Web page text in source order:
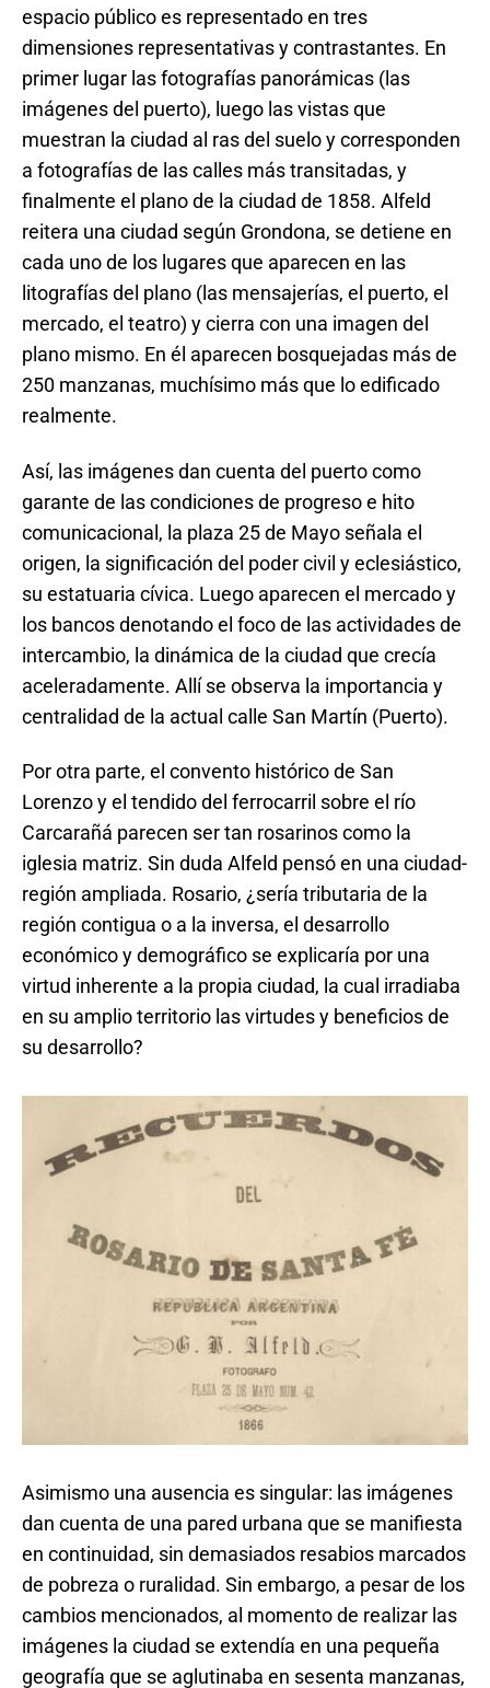
espacio público es representado en tres
dimensiones representativas y contrastantes. En
primer lugar las fotografías panorámicas (las
imágenes del puerto), luego las vistas que
muestran la ciudad al ras del suelo y corresponden
a fotografías de las calles más transitadas, y
finalmente el plano de la ciudad de 1858. Alfeld
reitera una ciudad según Grondona, se detiene en
cada uno de los lugares que aparecen en las
litografías del plano (las mensajerías, el puerto, el
mercado, el teatro) y cierra con una imagen del
plano mismo. En él aparecen bosquejadas más de
250 manzanas, muchísimo más que lo edificado
realmente.
Así, las imágenes dan cuenta del puerto como
garante de las condiciones de progreso e hito
comunicacional, la plaza 25 de Mayo señala el
origen, la significación del poder civil y eclesiástico,
su estatuaria cívica. Luego aparecen el mercado y
los bancos denotando el foco de las actividades de
intercambio, la dinámica de la ciudad que crecía
aceleradamente. Allí se observa la importancia y
centralidad de la actual calle San Martín (Puerto).
Por otra parte, el convento histórico de San
Lorenzo y el tendido del ferrocarril sobre el río
Carcarañá parecen ser tan rosarinos como la
iglesia matriz. Sin duda Alfeld pensó en una ciudad-
región ampliada. Rosario, ¿sería tributaria de la
región contigua o a la inversa, el desarrollo
económico y demográfico se explicaría por una
virtud inherente a la propia ciudad, la cual irradiaba
en su amplio territorio las virtudes y beneficios de
su desarrollo?
Asimismo una ausencia es singular: las imágenes
dan cuenta de una pared urbana que se manifiesta
en continuidad, sin demasiados resabios marcados
de pobreza o ruralidad. Sin embargo, a pesar de los
cambios mencionados, al momento de realizar las
imágenes la ciudad se extendía en una pequeña
geografía que se aglutinaba en sesenta manzanas,